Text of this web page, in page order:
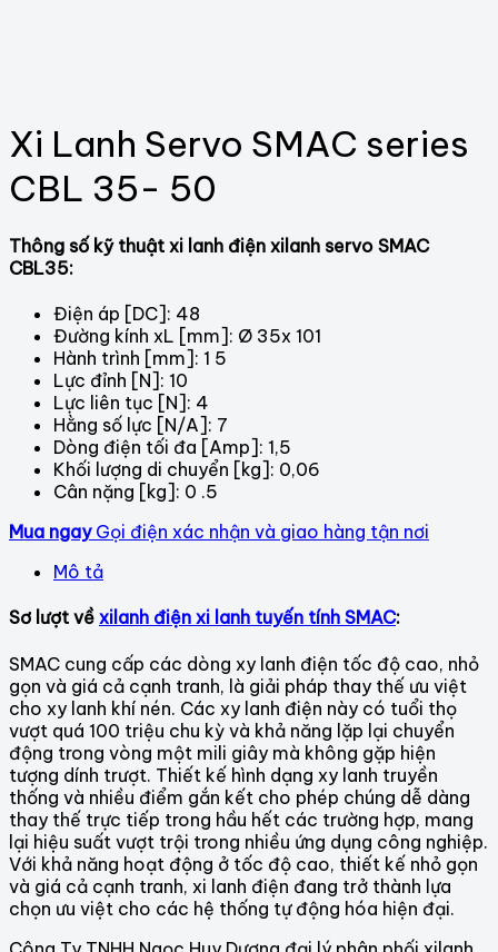
Xi Lanh Servo SMAC series
CBL 35- 50
Thông số kỹ thuật xi lanh điện xilanh servo SMAC
CBL35:
Điện áp [DC]: 48
Đường kính xL [mm]: Ø 35x 101
Hành trình [mm]: 1 5
Lực đỉnh [N]: 10
Lực liên tục [N]: 4
Hằng số lực [N/A]: 7
Dòng điện tối đa [Amp]: 1,5
Khối lượng di chuyển [kg]: 0,06
Cân nặng [kg]: 0 .5
Mua ngay Gọi điện xác nhận và giao hàng tận nơi
Mô tả
Sơ lượt về xilanh điện xi lanh tuyến tính SMAC:
SMAC cung cấp các dòng xy lanh điện tốc độ cao, nhỏ
gọn và giá cả cạnh tranh, là giải pháp thay thế ưu việt
cho xy lanh khí nén. Các xy lanh điện này có tuổi thọ
vượt quá 100 triệu chu kỳ và khả năng lặp lại chuyển
động trong vòng một mili giây mà không gặp hiện
tượng dính trượt. Thiết kế hình dạng xy lanh truyền
thống và nhiều điểm gắn kết cho phép chúng dễ dàng
thay thế trực tiếp trong hầu hết các trường hợp, mang
lại hiệu suất vượt trội trong nhiều ứng dụng công nghiệp.
Với khả năng hoạt động ở tốc độ cao, thiết kế nhỏ gọn
và giá cả cạnh tranh, xi lanh điện đang trở thành lựa
chọn ưu việt cho các hệ thống tự động hóa hiện đại.